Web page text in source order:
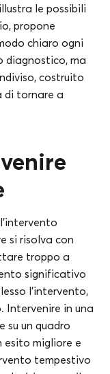
le possibili
propone
chiaro ogni
diagnostico, ma
costruito
di tornare a
si risolva con
troppo a
significativo
l’intervento,
Intervenire in una
su un quadro
esito migliore e
tempestivo